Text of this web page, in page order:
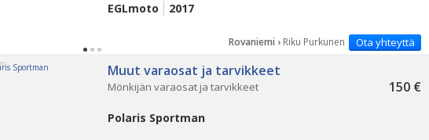
EGLmoto 2017
Ota yhteyttä
Rovaniemi › Riku Purkunen
Muut varaosat ja tarvikkeet
150 €
Mönkijän varaosat ja tarvikkeet
Polaris Sportman